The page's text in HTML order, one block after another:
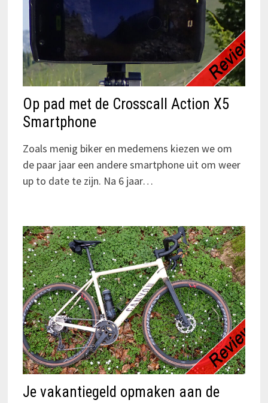
Op pad met de Crosscall Action X5
Smartphone
Zoals menig biker en medemens kiezen we om
de paar jaar een andere smartphone uit om weer
up to date te zijn. Na 6 jaar…
Je vakantiegeld opmaken aan de